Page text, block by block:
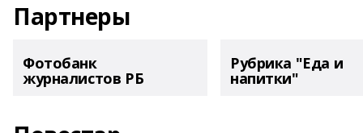
Партнеры
Фотобанк
журналистов РБ
Рубрика "Еда и
напитки"